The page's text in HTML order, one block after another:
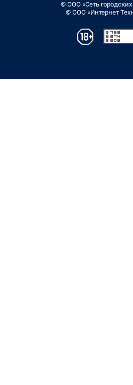
© ООО «Сеть городских
© ООО «Интернет